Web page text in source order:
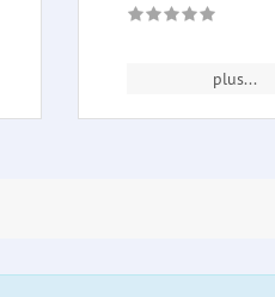
plus...